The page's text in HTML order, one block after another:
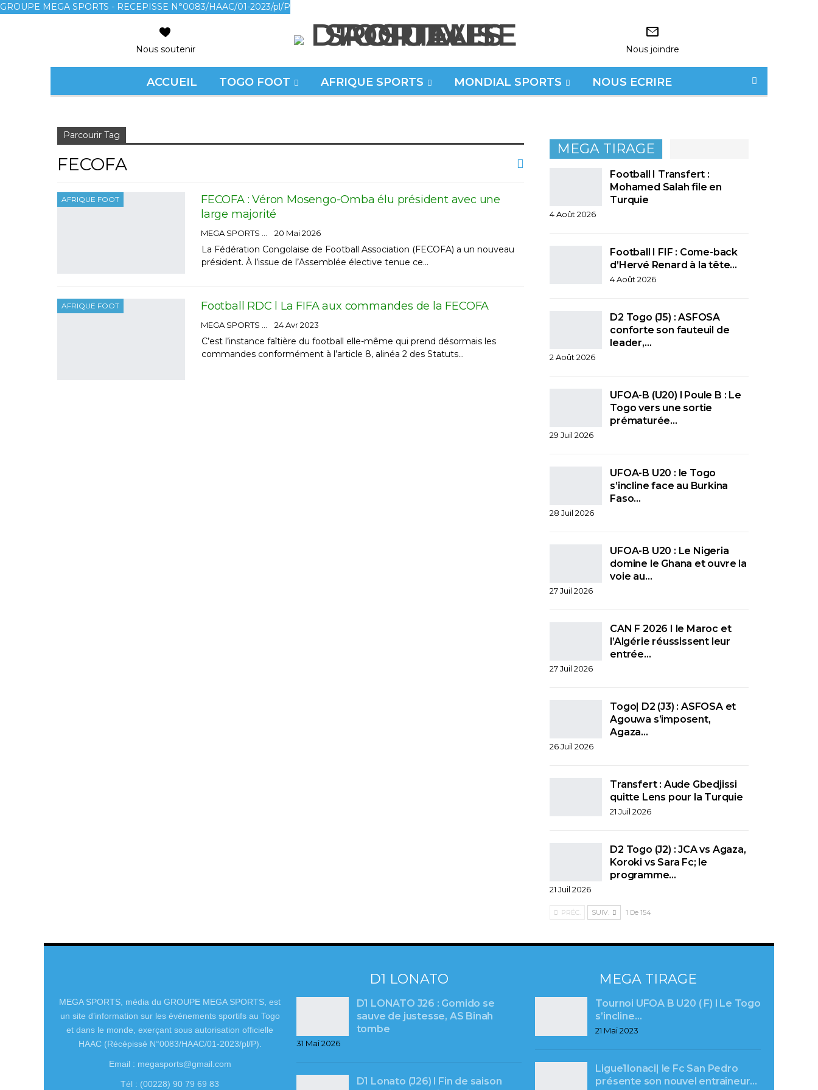
GROUPE MEGA SPORTS - RECEPISSE N°0083/HAAC/01-2023/pl/P
Nous soutenir Nous joindre
ACCUEIL TOGO FOOT AFRIQUE SPORTS MONDIAL SPORTS NOUS ECRIRE
Parcourir Tag
FECOFA
AFRIQUE FOOT
FECOFA : Véron Mosengo-Omba élu président avec une
large majorité
20 Mai 2026
La Fédération Congolaise de Football Association (FECOFA) a un nouveau
président. À l’issue de l’Assemblée élective tenue ce…
AFRIQUE FOOT Football RDC l La FIFA aux commandes de la FECOFA
24 Avr 2023
C’est l’instance faîtière du football elle-même qui prend désormais les
commandes conformément à l’article 8, alinéa 2 des Statuts…
MEGA TIRAGE
Football I Transfert :
Mohamed Salah file en
Turquie
4 Août 2026
Football I FIF : Come-back
d’Hervé Renard à la tête…
4 Août 2026
D2 Togo (J5) : ASFOSA
conforte son fauteuil de
leader,…
2 Août 2026
UFOA-B (U20) l Poule B : Le
Togo vers une sortie
prématurée…
29 Juil 2026
UFOA-B U20 : le Togo
s’incline face au Burkina
Faso…
28 Juil 2026
UFOA-B U20 : Le Nigeria
domine le Ghana et ouvre la
voie au…
27 Juil 2026
CAN F 2026 I le Maroc et
l’Algérie réussissent leur
entrée…
27 Juil 2026
Togo| D2 (J3) : ASFOSA et
Agouwa s’imposent,
Agaza…
26 Juil 2026
Transfert : Aude Gbedjissi
quitte Lens pour la Turquie
21 Juil 2026
D2 Togo (J2) : JCA vs Agaza,
Koroki vs Sara Fc; le
programme…
21 Juil 2026
PRÉC. SUIV. 1 De 154
MEGA SPORTS, média du GROUPE MEGA SPORTS, est
un site d’information sur les événements sportifs au Togo
et dans le monde, exerçant sous autorisation officielle
HAAC (Récépissé N°0083/HAAC/01-2023/pl/P).
Email : megasports@gmail.com
Tél : (00228) 90 79 69 83
D1 LONATO
D1 LONATO J26 : Gomido se
sauve de justesse, AS Binah
tombe
31 Mai 2026
D1 Lonato (J26) l Fin de saison
MEGA TIRAGE
Tournoi UFOA B U20 ( F) l Le Togo
s’incline…
21 Mai 2023
Ligue1lonaci| le Fc San Pedro
présente son nouvel entraîneur…